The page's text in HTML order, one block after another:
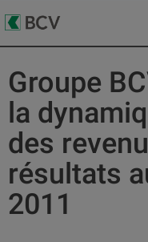
Groupe
la
des
résultats
2011